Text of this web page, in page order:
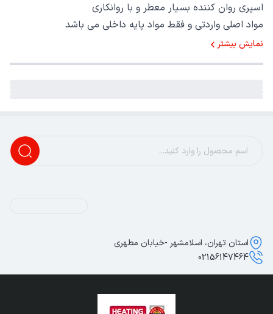
اسپری روان کننده بسیار معطر و با روانکاری
مواد اصلی واردتی و فقط مواد پایه داخلی می باشد
نمایش بیشتر
استان تهران، اسلامشهر -خیابان مطهری
02156147464